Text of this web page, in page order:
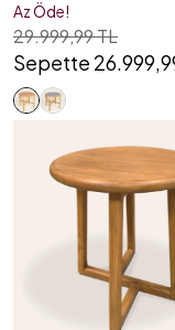
Az Öde!
29.999,99 TL
Sepette